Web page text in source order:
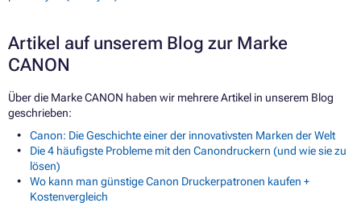
Artikel auf unserem Blog zur Marke
CANON
Über die Marke CANON haben wir mehrere Artikel in unserem Blog
geschrieben:
Canon: Die Geschichte einer der innovativsten Marken der Welt
Die 4 häufigste Probleme mit den Canondruckern (und wie sie zu
lösen)
Wo kann man günstige Canon Druckerpatronen kaufen +
Kostenvergleich